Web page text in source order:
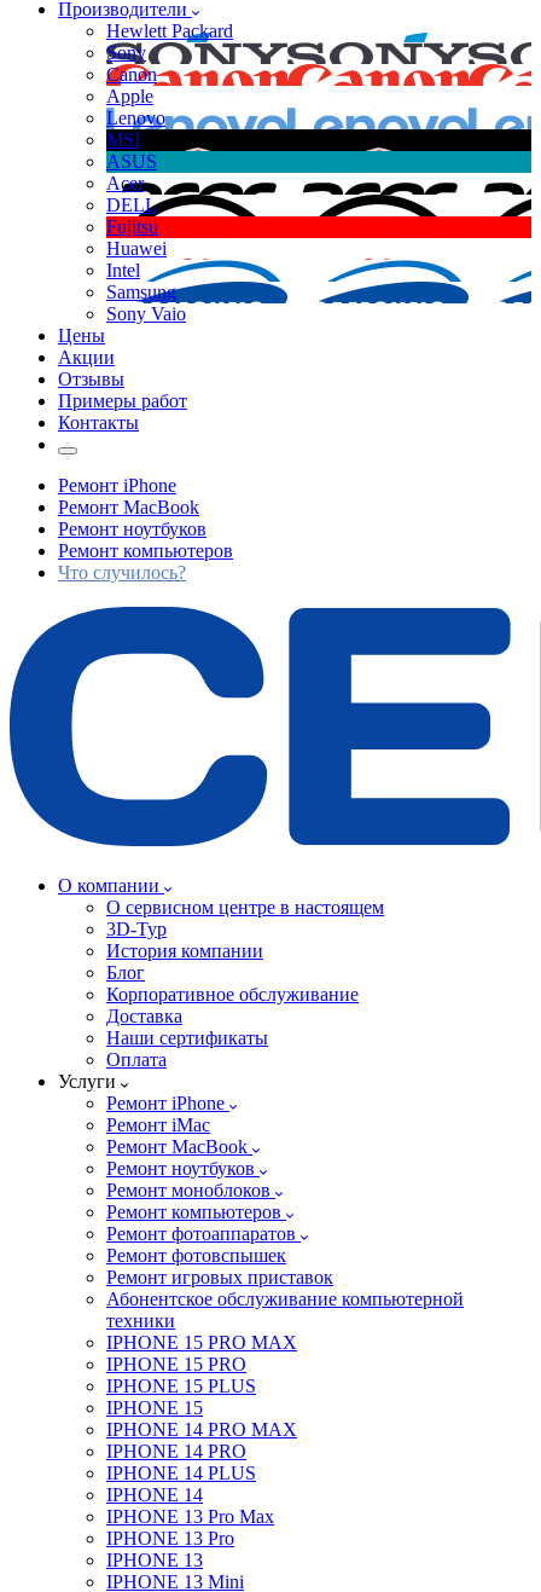
Производители
Hewlett Packard
Sony
Canon
Apple
Lenovo
MSI
ASUS
Acer
DELL
Fujitsu
Huawei
Intel
Samsung
Sony Vaio
Цены
Акции
Отзывы
Примеры работ
Контакты
Ремонт iPhone
Ремонт MacBook
Ремонт ноутбуков
Ремонт компьютеров
Что случилось?
О компании
О сервисном центре в настоящем
3D-Тур
История компании
Блог
Корпоративное обслуживание
Доставка
Наши сертификаты
Оплата
Услуги
Ремонт iPhone
Ремонт iMac
Ремонт MacBook
Ремонт ноутбуков
Ремонт моноблоков
Ремонт компьютеров
Ремонт фотоаппаратов
Ремонт фотовспышек
Ремонт игровых приставок
Абонентское обслуживание компьютерной
техники
IPHONE 15 PRO MAX
IPHONE 15 PRO
IPHONE 15 PLUS
IPHONE 15
IPHONE 14 PRO MAX
IPHONE 14 PRO
IPHONE 14 PLUS
IPHONE 14
IPHONE 13 Pro Max
IPHONE 13 Pro
IPHONE 13
IPHONE 13 Mini